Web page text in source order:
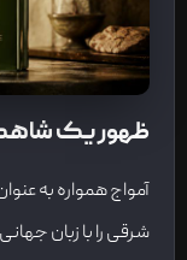
ظهور یک
آمواج همواره به
شرقی را با زبان